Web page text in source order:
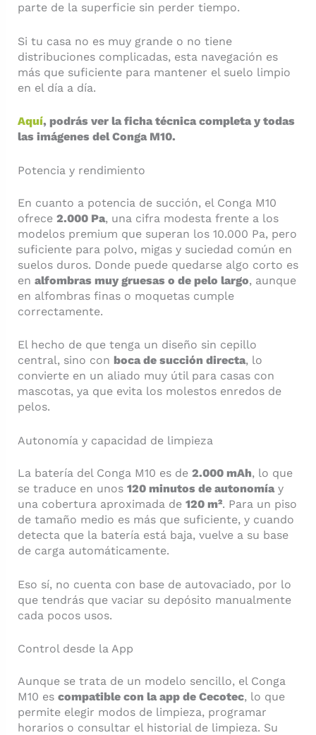
parte de la superficie sin perder tiempo.
Si tu casa no es muy grande o no tiene
distribuciones complicadas, esta navegación es
más que suficiente para mantener el suelo limpio
en el día a día.
Aquí, podrás ver la ficha técnica completa y todas
las imágenes del Conga M10.
Potencia y rendimiento
En cuanto a potencia de succión, el Conga M10
ofrece 2.000 Pa, una cifra modesta frente a los
modelos premium que superan los 10.000 Pa, pero
suficiente para polvo, migas y suciedad común en
suelos duros. Donde puede quedarse algo corto es
en alfombras muy gruesas o de pelo largo, aunque
en alfombras finas o moquetas cumple
correctamente.
El hecho de que tenga un diseño sin cepillo
central, sino con boca de succión directa, lo
convierte en un aliado muy útil para casas con
mascotas, ya que evita los molestos enredos de
pelos.
Autonomía y capacidad de limpieza
La batería del Conga M10 es de 2.000 mAh, lo que
se traduce en unos 120 minutos de autonomíay
una cobertura aproximada de 120 m². Para un piso
de tamaño medio es más que suficiente, y cuando
detecta que la batería está baja, vuelve a su base
de carga automáticamente.
Eso sí, no cuenta con base de autovaciado, por lo
que tendrás que vaciar su depósito manualmente
cada pocos usos.
Control desde la App
Aunque se trata de un modelo sencillo, el Conga
M10 es compatible con la app de Cecotec, lo que
permite elegir modos de limpieza, programar
horarios o consultar el historial de limpieza. Su